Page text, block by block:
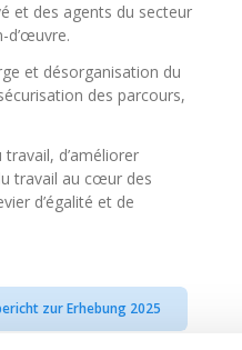
et des agents du secteur
d’œuvre.
et désorganisation du
des parcours,
d’améliorer
travail au cœur des
d’égalité et de
zur Erhebung 2025